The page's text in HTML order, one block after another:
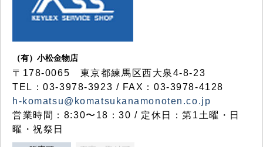
（有）小松金物店
〒178-0065 東京都練馬区西大泉4-8-23
TEL：03-3978-3923 / FAX：03-3978-4128
h-komatsu@komatsukanamonoten.co.jp
営業時間：8:30〜18：30 / 定休日：第1土曜・日
曜・祝祭日